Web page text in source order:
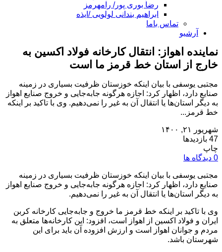
رضا بوری پور/ رامهرمز
ابراهیم بندانی لولویی /ایذه
تماس باما
آرشیو
نماینده اهواز: انتقال کارخانه‌ فولاد اکسین به
خارج از استان خط قرمز ما است
مجتبی یوسفی با بیان اینکه خوزستان ظرفیت بسیاری در زمینه
صنایع دارد، اظهار کرد: اجازه هرگونه جابه‌جایی و خروج صنایع اهواز
به دیگر استان‌ها یا انتقال آن به غیر را نمی‌دهیم. وی با تاکید بر اینکه
خط قرمز...
شهریور ۲۱, ۱۴۰۰
47 بازدیدها
چاپ
0 دیدگاه ها
مجتبی یوسفی با بیان اینکه خوزستان ظرفیت بسیاری در زمینه
صنایع دارد، اظهار کرد: اجازه هرگونه جابه‌جایی و خروج صنایع اهواز
به دیگر استان‌ها یا انتقال آن به غیر را نمی‌دهیم.
وی با تاکید بر اینکه خط قرمز ما خروج و جابه‌جایی کارخانه کربن
ایران و فولاد اکسین از اهواز است، افزود: این کارخانه‌ها متعلق به
مردم و جوانان اهواز است و ارزش افزوده آن باید برای این
شهرستان باشد.